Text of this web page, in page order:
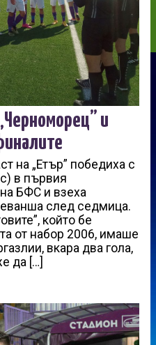
и
на „Етър” победиха с
в първия
БФС и взеха
след седмица.
който бе
от набор 2006, имаше
вкара два гола,
да […]